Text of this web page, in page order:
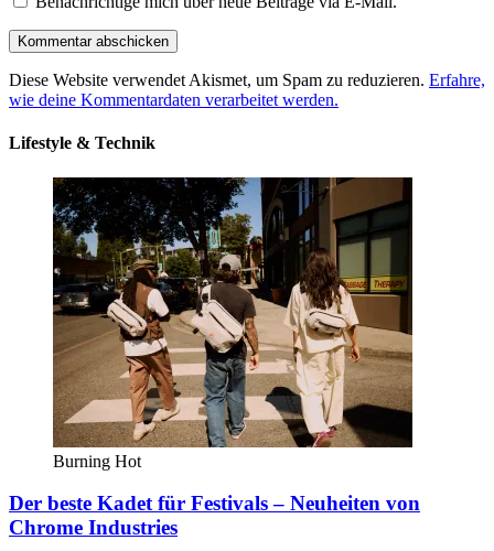
Diese Website verwendet Akismet, um Spam zu reduzieren. Erfahre,
wie deine Kommentardaten verarbeitet werden.
Lifestyle & Technik
Burning Hot
Der beste Kadet für Festivals – Neuheiten von
Chrome Industries